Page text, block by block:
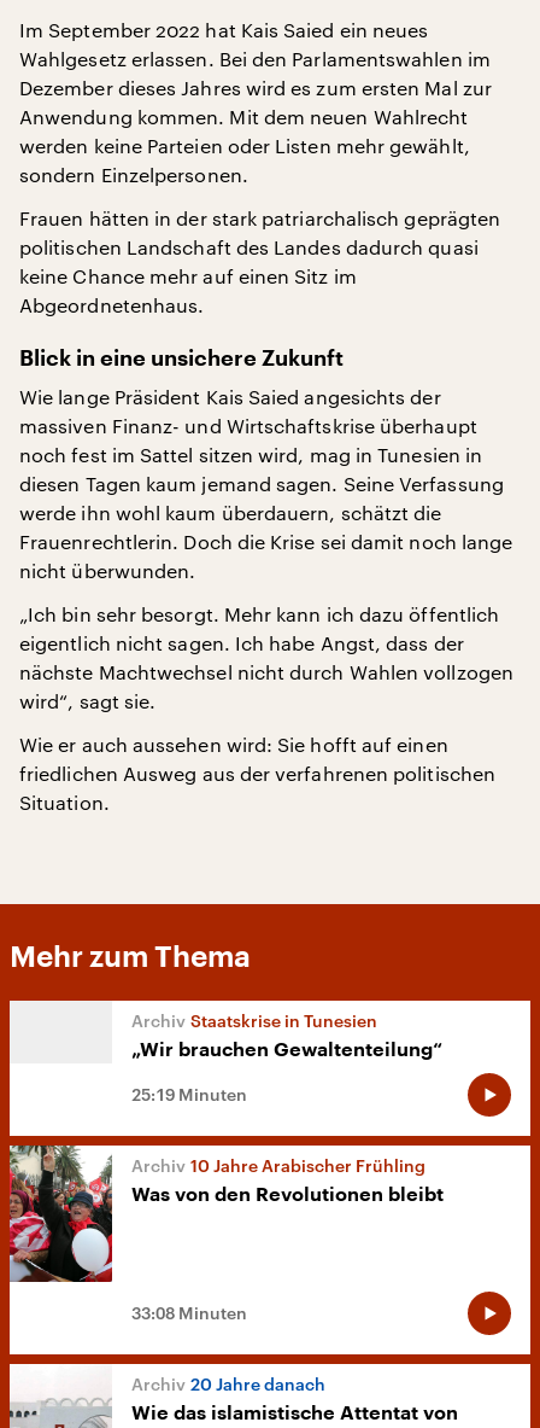
Im September 2022 hat Kais Saied ein neues
Wahlgesetz erlassen. Bei den Parlamentswahlen im
Dezember dieses Jahres wird es zum ersten Mal zur
Anwendung kommen. Mit dem neuen Wahlrecht
werden keine Parteien oder Listen mehr gewählt,
sondern Einzelpersonen.
Frauen hätten in der stark patriarchalisch geprägten
politischen Landschaft des Landes dadurch quasi
keine Chance mehr auf einen Sitz im
Abgeordnetenhaus.
Blick in eine unsichere Zukunft
Wie lange Präsident Kais Saied angesichts der
massiven Finanz- und Wirtschaftskrise überhaupt
noch fest im Sattel sitzen wird, mag in Tunesien in
diesen Tagen kaum jemand sagen. Seine Verfassung
werde ihn wohl kaum überdauern, schätzt die
Frauenrechtlerin. Doch die Krise sei damit noch lange
nicht überwunden.
„Ich bin sehr besorgt. Mehr kann ich dazu öffentlich
eigentlich nicht sagen. Ich habe Angst, dass der
nächste Machtwechsel nicht durch Wahlen vollzogen
wird“, sagt sie.
Wie er auch aussehen wird: Sie hofft auf einen
friedlichen Ausweg aus der verfahrenen politischen
Situation.
Mehr zum Thema
Staatskrise in Tunesien
„Wir brauchen Gewaltenteilung“
25:19 Minuten
10 Jahre Arabischer Frühling
Was von den Revolutionen bleibt
33:08 Minuten
20 Jahre danach
Wie das islamistische Attentat von